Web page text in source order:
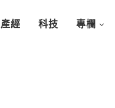
產經 科技 專欄